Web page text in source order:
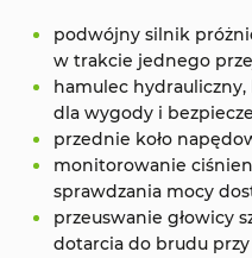
podwójny silnik
w trakcie jednego
hamulec hydrauliczny,
dla wygody i
przednie koło
monitorowanie
sprawdzania mocy
przeuswanie głowicy
dotarcia do brudu przy